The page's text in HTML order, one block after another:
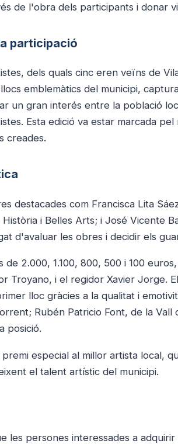
de l'obra dels participants i donar
participació
dels quals cinc eren veïns de
emblemàtics del municipi,
un gran interés entre la població
Esta edició va estar marcada
creades.
destacades com Francisca Lita
i Belles Arts; i José Vicente
d'avaluar les obres i decidir els
de 2.000, 1.100, 800, 500 i 100
Troyano, i el regidor Xavier Jorge.
lloc gràcies a la qualitat i
Rubén Patricio Font, de la Vall
posició.
especial al millor artista local,
el talent artístic del municipi.
les persones interessades a